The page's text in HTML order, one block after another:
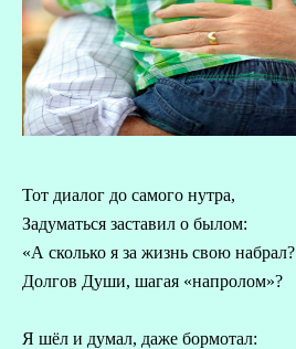
Тот диалог до самого нутра,
Задуматься заставил о былом:
«А сколько я за жизнь свою набрал?
Долгов Души, шагая «напролом»?
Я шёл и думал, даже бормотал: